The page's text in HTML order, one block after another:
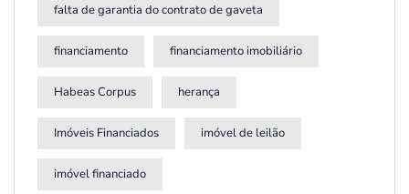
falta de garantia do contrato de gaveta
financiamento financiamento imobiliário
Habeas Corpus herança
Imóveis Financiados imóvel de leilão
imóvel financiado